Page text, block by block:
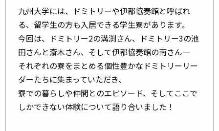
九州大学には、ドミトリーや伊都協奏館と呼ばれ
る、留学生の方も入居できる学生寮があります。
今回は、ドミトリー2の溝渕さん、ドミトリー3の池
田さんと斎木さん、そして伊都協奏館の南さん―
それぞれの寮をまとめる個性豊かなドミトリーリー
ダーたちに集まっていただき、
寮での暮らしや仲間とのエピソード、そしてここで
しかできない体験について語り合いました！